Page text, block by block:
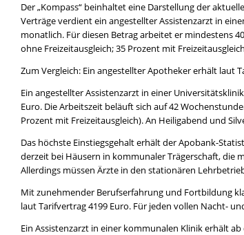
Der „Kompass“ beinhaltet eine Darstellung der
Verträge verdient ein angestellter Assistenzarzt in
monatlich. Für diesen Betrag arbeitet er mindestens
ohne Freizeitausgleich; 35 Prozent mit
Zum Vergleich: Ein angestellter Apotheker erhält laut
Ein angestellter Assistenzarzt in einer
Euro. Die Arbeitszeit beläuft sich auf 42
Prozent mit Freizeitausgleich). An Heiligabend und
Das höchste Einstiegsgehalt erhält der Apobank-
derzeit bei Häusern in kommunaler Trägerschaft, die
Allerdings müssen Ärzte in den stationären
Mit zunehmender Berufserfahrung und Fortbildung
laut Tarifvertrag 4199 Euro. Für jeden vollen Nacht-
Ein Assistenzarzt in einer kommunalen Klinik erhält